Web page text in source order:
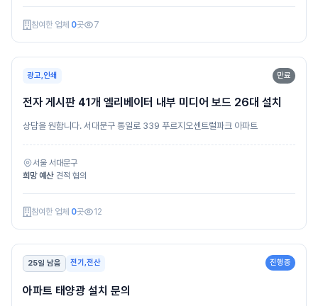
참여한 업체 0곳 7
광고,인쇄 만료
전자 게시판 41개 엘리베이터 내부 미디어 보드 26대 설치
상담을 원합니다. 서대문구 통일로 339 푸르지오센트럴파크 아파트
서울 서대문구
희망 예산 견적 협의
참여한 업체 0곳 12
25일 남음 전기,전산 진행중
아파트 태양광 설치 문의